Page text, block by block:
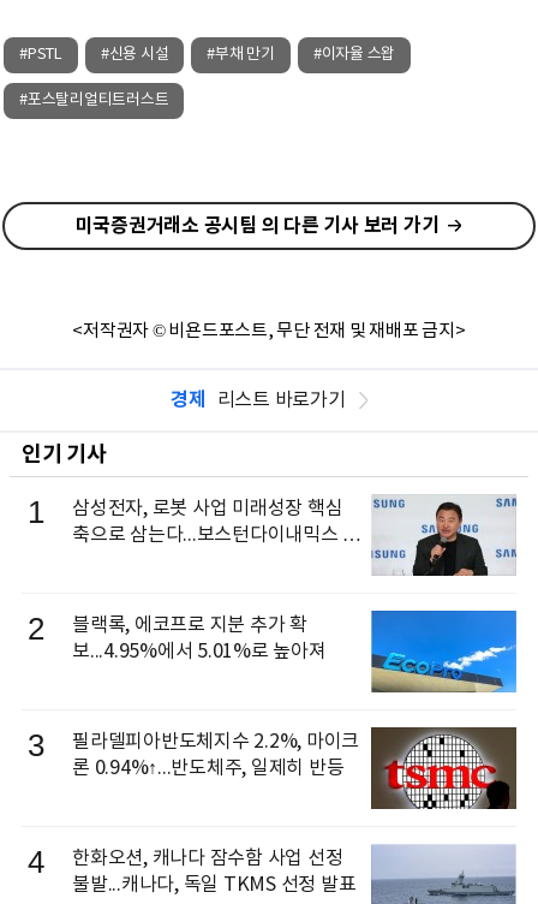
#PSTL #신용 시설 #부채 만기 #이자율 스왑
#포스탈리얼티트러스트
미국증권거래소 공시팀 의 다른 기사 보러 가기
<저작권자 © 비욘드포스트, 무단 전재 및 재배포 금지>
경제 리스트 바로가기
인기 기사
1
삼성전자, 로봇 사업 미래성장 핵심
축으로 삼는다...보스턴다이내믹스 출
2
블랙록, 에코프로 지분 추가 확
보...4.95%에서 5.01%로 높아져
3
필라델피아반도체지수 2.2%, 마이크
론 0.94%↑...반도체주, 일제히 반등
4
한화오션, 캐나다 잠수함 사업 선정
불발...캐나다, 독일 TKMS 선정 발표